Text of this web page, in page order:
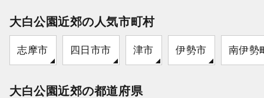
大白公園近郊の人気市町村
志摩市 四日市市 津市 伊勢市 南伊勢
大白公園近郊の都道府県